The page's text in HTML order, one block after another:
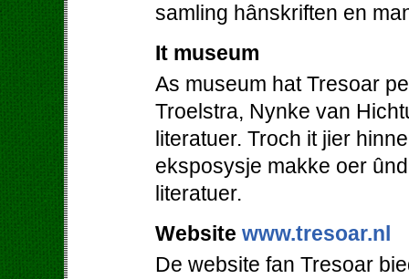
samling hânskriften en
It museum
As museum hat Tresoar
Troelstra, Nynke van
literatuer. Troch it jier
eksposysje makke oer
literatuer.
Website www.tresoar.nl
De website fan Tresoar